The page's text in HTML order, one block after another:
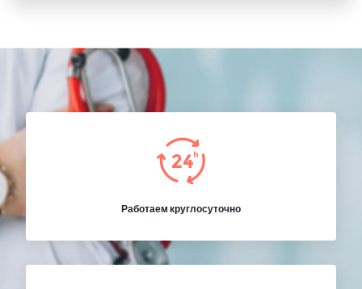
Работаем круглосуточно